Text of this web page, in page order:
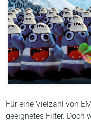
Für eine Vielzahl von
geeignetes Filter. Doch